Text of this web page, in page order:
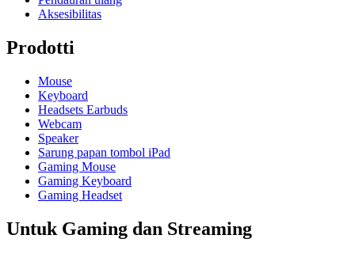
Aksesibilitas
Prodotti
Mouse
Keyboard
Headsets Earbuds
Webcam
Speaker
Sarung papan tombol iPad
Gaming Mouse
Gaming Keyboard
Gaming Headset
Untuk Gaming dan Streaming